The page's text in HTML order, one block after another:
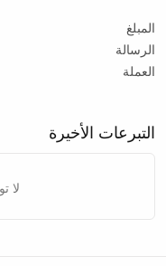
المبلغ
الرسالة
العملة
التبرعات الأخيرة
لا